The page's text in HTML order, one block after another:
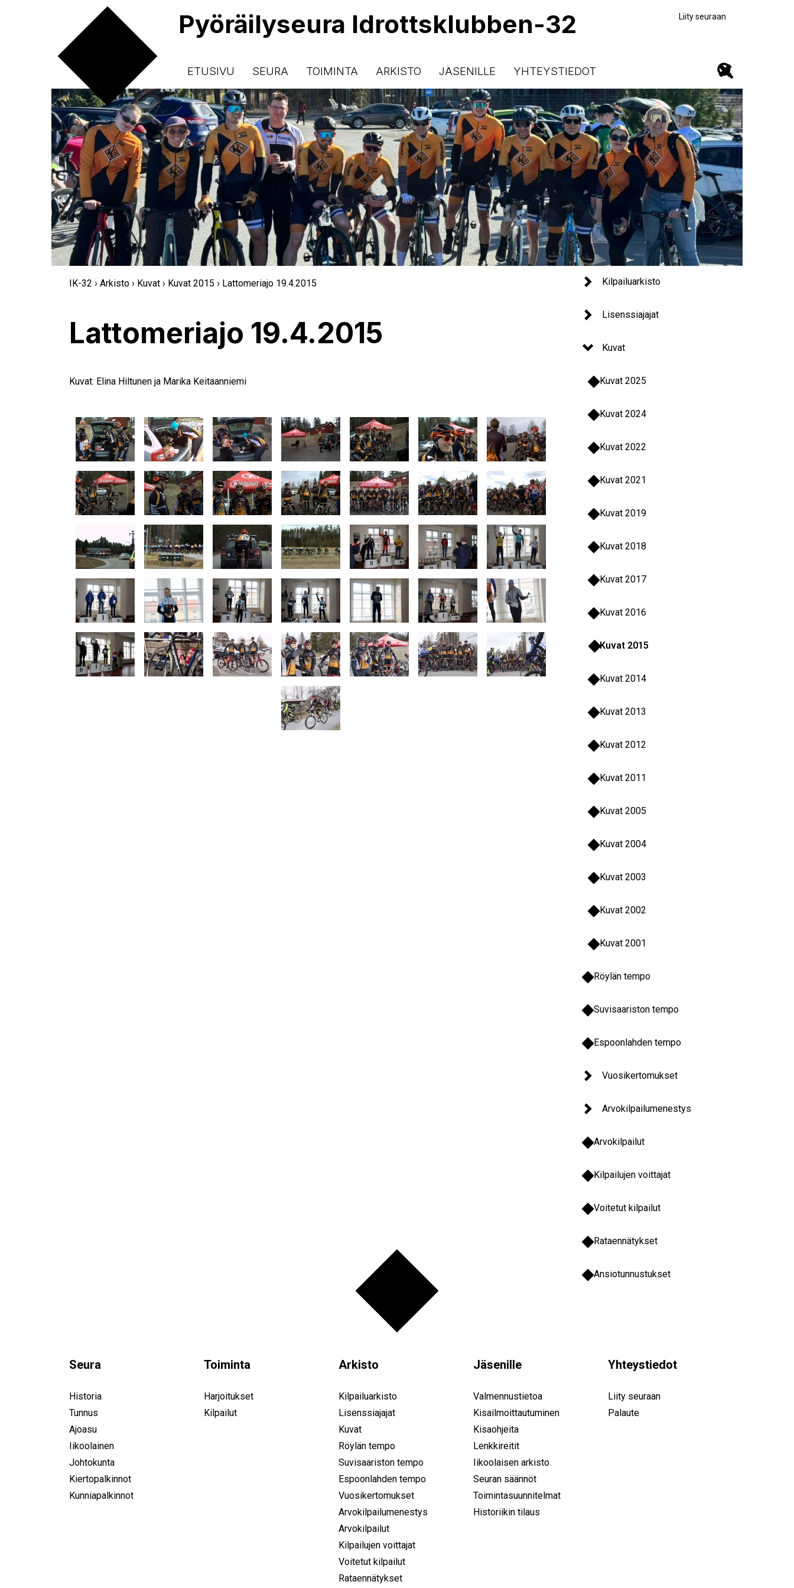
Pyöräilyseura Idrottsklubben-32
ETUSIVU SEURA TOIMINTA ARKISTO JÄSENILLE YHTEYSTIEDOT
Liity seuraan
IK-32 › Arkisto › Kuvat › Kuvat 2015 › Lattomeriajo 19.4.2015
Lattomeriajo 19.4.2015
Kuvat: Elina Hiltunen ja Marika Keitaanniemi
Kilpailuarkisto
Lisenssiajajat
Kuvat
Kuvat 2025
Kuvat 2024
Kuvat 2022
Kuvat 2021
Kuvat 2019
Kuvat 2018
Kuvat 2017
Kuvat 2016
Kuvat 2015
Kuvat 2014
Kuvat 2013
Kuvat 2012
Kuvat 2011
Kuvat 2005
Kuvat 2004
Kuvat 2003
Kuvat 2002
Kuvat 2001
Röylän tempo
Suvisaariston tempo
Espoonlahden tempo
Vuosikertomukset
Arvokilpailumenestys
Arvokilpailut
Kilpailujen voittajat
Voitetut kilpailut
Rataennätykset
Ansiotunnustukset
Seura
Historia
Tunnus
Ajoasu
Iikoolainen
Johtokunta
Kiertopalkinnot
Kunniapalkinnot
Toiminta
Harjoitukset
Kilpailut
Arkisto
Kilpailuarkisto
Lisenssiajajat
Kuvat
Röylän tempo
Suvisaariston tempo
Espoonlahden tempo
Vuosikertomukset
Arvokilpailumenestys
Arvokilpailut
Kilpailujen voittajat
Voitetut kilpailut
Rataennätykset
Jäsenille
Valmennustietoa
Kisailmoittautuminen
Kisaohjeita
Lenkkireitit
Iikoolaisen arkisto
Seuran säännöt
Toimintasuunnitelmat
Historiikin tilaus
Yhteystiedot
Liity seuraan
Palaute